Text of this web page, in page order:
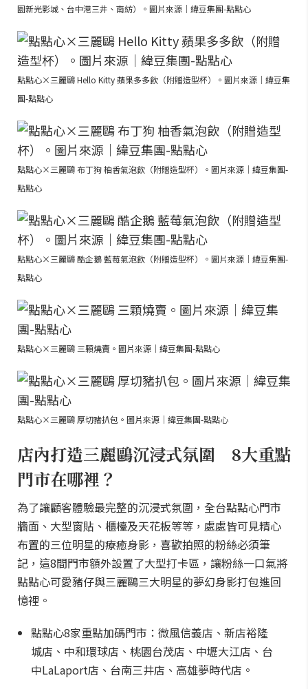
園新光影城、台中港三井、南紡）。圖片來源｜緯豆集團-點點心
點點心×三麗鷗 Hello Kitty 蘋果多多飲（附贈造型杯）。圖片來源｜緯豆集
團-點點心
點點心×三麗鷗 布丁狗 柚香氣泡飲（附贈造型杯）。圖片來源｜緯豆集團-
點點心
點點心×三麗鷗 酷企鵝 藍莓氣泡飲（附贈造型杯）。圖片來源｜緯豆集團-
點點心
點點心×三麗鷗 三顆燒賣。圖片來源｜緯豆集團-點點心
點點心×三麗鷗 厚切豬扒包。圖片來源｜緯豆集團-點點心
店內打造三麗鷗沉浸式氛圍 8大重點
門市在哪裡？
為了讓顧客體驗最完整的沉浸式氛圍，全台點點心門市
牆面、大型窗貼、櫃檯及天花板等等，處處皆可見精心
布置的三位明星的療癒身影，喜歡拍照的粉絲必須筆
記，這8間門市額外設置了大型打卡區，讓粉絲一口氣將
點點心可愛豬仔與三麗鷗三大明星的夢幻身影打包進回
憶裡。
點點心8家重點加碼門市：微風信義店、新店裕隆
城店、中和環球店、桃園台茂店、中壢大江店、台
中LaLaport店、台南三井店、高雄夢時代店。